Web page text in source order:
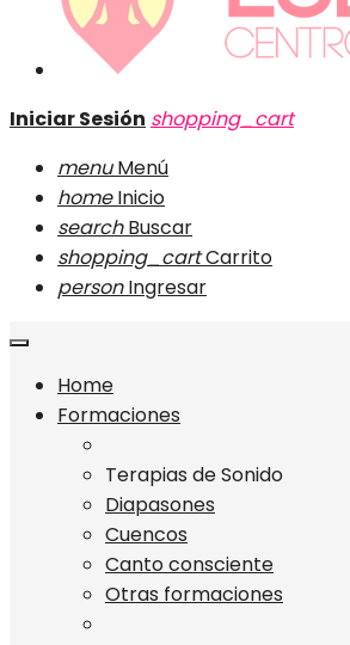
Iniciar Sesión shopping_cart
menu Menú
home Inicio
search Buscar
shopping_cartCarrito
person Ingresar
Home
Formaciones
Terapias de Sonido
Diapasones
Cuencos
Canto consciente
Otras formaciones